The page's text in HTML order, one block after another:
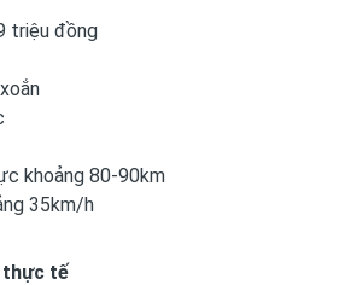
triệu đồng
khoảng 80-90km
35km/h
thực tế